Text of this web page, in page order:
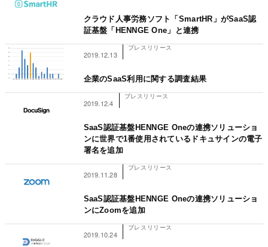
クラウド人事労務ソフト「SmartHR」がSaaS認
証基盤「HENNGE One」と連携
2019.12.13
プレスリリース
企業のSaaS利用に関する調査結果
2019.12.4
プレスリリース
SaaS認証基盤HENNGE Oneの連携ソリューショ
ンに世界で1番使用されているドキュサインの電子
署名を追加
2019.11.28
プレスリリース
SaaS認証基盤HENNGE Oneの連携ソリューショ
ンにZoomを追加
2019.10.24
プレスリリース